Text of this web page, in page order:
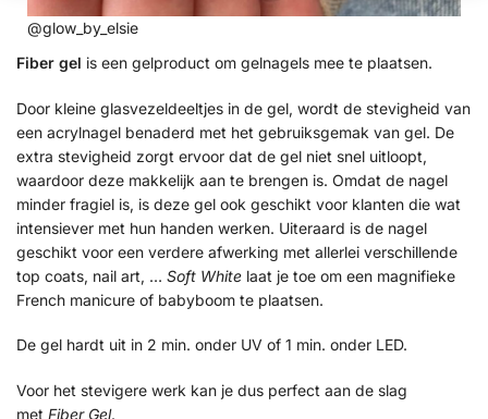
@glow_by_elsie
Fiber gel is een gelproduct om gelnagels mee te plaatsen.
Door kleine glasvezeldeeltjes in de gel, wordt de stevigheid van
een acrylnagel benaderd met het gebruiksgemak van gel. De
extra stevigheid zorgt ervoor dat de gel niet snel uitloopt,
waardoor deze makkelijk aan te brengen is. Omdat de nagel
minder fragiel is, is deze gel ook geschikt voor klanten die wat
intensiever met hun handen werken. Uiteraard is de nagel
geschikt voor een verdere afwerking met allerlei verschillende
top coats, nail art, … Soft White laat je toe om een magnifieke
French manicure of babyboom te plaatsen.
De gel hardt uit in 2 min. onder UV of 1 min. onder LED.
Voor het stevigere werk kan je dus perfect aan de slag
met Fiber Gel.